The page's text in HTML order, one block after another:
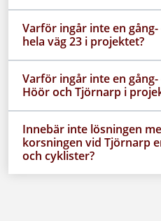
Varför ingår inte en
hela väg 23 i projektet?
Varför ingår inte en
Höör och Tjörnarp i
Innebär inte lösningen
korsningen vid Tjörnarp
och cyklister?